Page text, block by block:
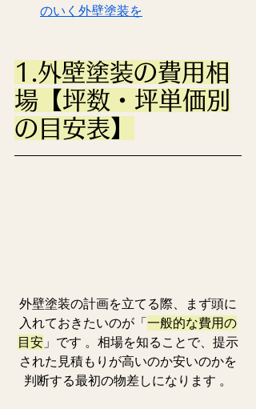
のいく外壁塗装を
1.外壁塗装の費用相
場【坪数・坪単価別
の目安表】
外壁塗装の計画を立てる際、まず頭に
入れておきたいのが「一般的な費用の
目安 」です 。相場を知ることで、提示
された見積もりが高いのか安いのかを
判断する最初の物差しになります 。